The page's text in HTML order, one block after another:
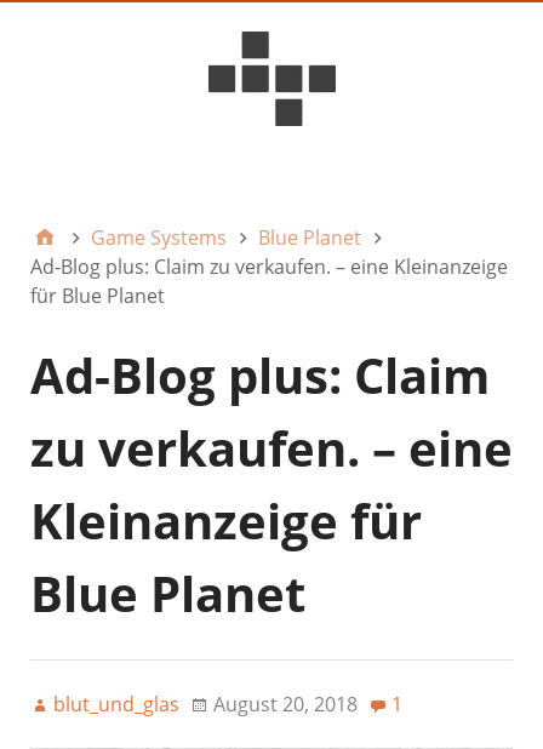
Game Systems
Blue Planet
Ad-Blog plus: Claim zu verkaufen. – eine Kleinanzeige
für Blue Planet
Ad-Blog plus: Claim
zu verkaufen. – eine
Kleinanzeige für
Blue Planet
blut_und_glas August 20, 2018 1